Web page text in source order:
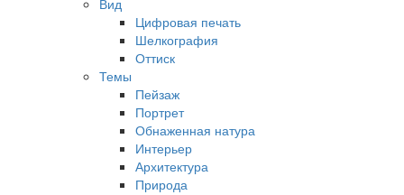
Вид
Цифровая печать
Шелкография
Оттиск
Темы
Пейзаж
Портрет
Обнаженная натура
Интерьер
Архитектура
Природа